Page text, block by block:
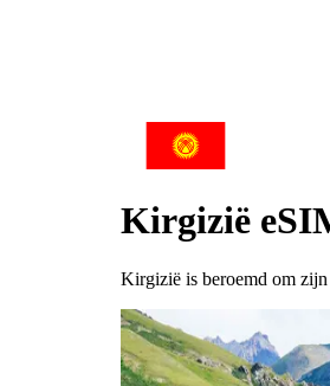
Kirgizië
Kirgizië is beroemd om zijn